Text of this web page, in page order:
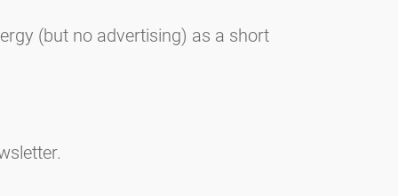
(but no advertising) as a short